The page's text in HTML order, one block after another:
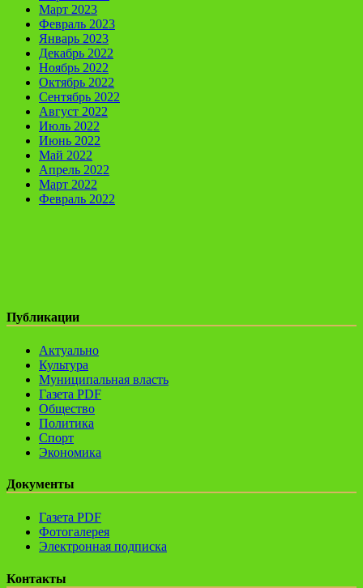
Март 2023
Февраль 2023
Январь 2023
Декабрь 2022
Ноябрь 2022
Октябрь 2022
Сентябрь 2022
Август 2022
Июль 2022
Июнь 2022
Май 2022
Апрель 2022
Март 2022
Февраль 2022
Публикации
Актуально
Культура
Муниципальная власть
Газета PDF
Общество
Политика
Спорт
Экономика
Документы
Газета PDF
Фотогалерея
Электронная подписка
Контакты